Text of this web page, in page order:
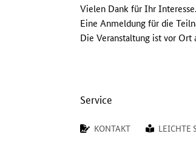
Vielen Dank für Ihr Interesse.
Eine Anmeldung für die
Die Veranstaltung ist vor Ort
Service
KONTAKT LEICHTE